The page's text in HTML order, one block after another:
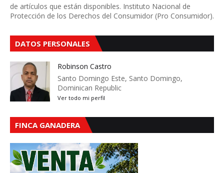
de artículos que están disponibles. Instituto Nacional de
Protección de los Derechos del Consumidor (Pro Consumidor).
DATOS PERSONALES
Robinson Castro
Santo Domingo Este, Santo Domingo,
Dominican Republic
Ver todo mi perfil
FINCA GANADERA